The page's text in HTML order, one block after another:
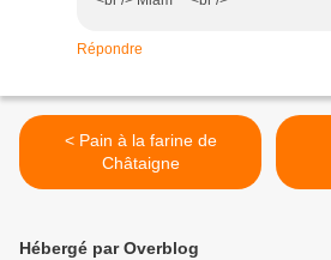
Répondre
< Pain à la farine de
Châtaigne
Hébergé par Overblog